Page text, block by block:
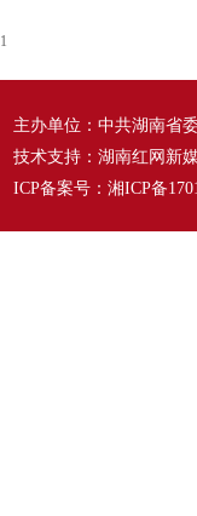
1
主办单位：中共湖南省
技术支持：湖南红网新
ICP备案号： 湘ICP备